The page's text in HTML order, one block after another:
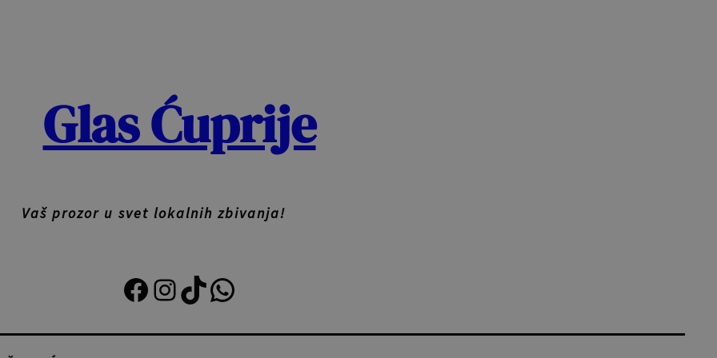
Glas Ćuprije
Vaš prozor u svet lokalnih zbivanja!
Facebook
Instagram
TikTok
Viber